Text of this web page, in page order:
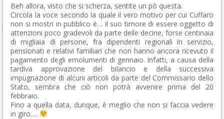
Beh allora, visto che si scherza, sentite un pò questa.
Circola la voce secondo la quale il vero motivo per cui Cuffaro
non si mostri in pubblico è… il suo timore di essere oggetto di
attenzioni poco gradevoli da parte delle decine, forse centinaia
di migliaia di persone, fra dipendenti regionali in servizio,
pensionati e relativi familiari che non hanno ancora ricevuto il
pagamento degli emolumenti di gennaio. Infatti, a causa della
tardiva approvazione del bilancio e della successiva
impugnazione di alcuni articoli da parte del Commissario dello
Stato, sembra che ciò non potrà avvenire prima del 20
febbraio.
Fino a quella data, dunque, è meglio che non si faccia vedere
in giro….